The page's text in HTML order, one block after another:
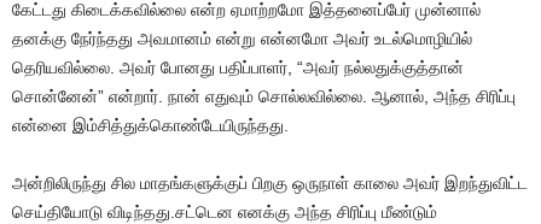
கேட்டது கிடைக்கவில்லை என்ற ஏமாற்றமோ இத்தனைப்பேர் முன்னால்
தனக்கு நேர்ந்தது அவமானம் என்று என்னமோ அவர் உடல்மொழியில்
தெரியவில்லை. அவர் போனது பதிப்பாளர், “அவர் நல்லதுக்குத்தான்
சொன்னேன்” என்றார். நான் எதுவும் சொல்லவில்லை. ஆனால், அந்த சிரிப்பு
என்னை இம்சித்துக்கொண்டேயிருந்தது.
அன்றிலிருந்து சில மாதங்களுக்குப் பிறகு ஒருநாள் காலை அவர் இறந்துவிட்ட
செய்தியோடு விடிந்தது.சட்டென எனக்கு அந்த சிரிப்பு மீண்டும்